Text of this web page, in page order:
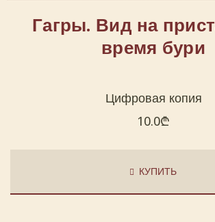
Гагры. Вид на
время бури
Цифровая копия
10.0₾
КУПИТЬ